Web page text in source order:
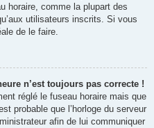
horaire, comme la plupart des
utilisateurs inscrits. Si vous
de le faire.
n’est toujours pas correcte !
réglé le fuseau horaire mais que
probable que l’horloge du serveur
afin de lui communiquer